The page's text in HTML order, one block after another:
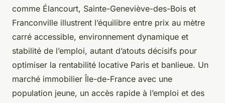
comme Élancourt, Sainte-Geneviève-des-Bois et
Franconville illustrent l’équilibre entre prix au mètre
carré accessible, environnement dynamique et
stabilité de l’emploi, autant d’atouts décisifs pour
optimiser la rentabilité locative Paris et banlieue. Un
marché immobilier Île-de-France avec une
population jeune, un accès rapide à l’emploi et des